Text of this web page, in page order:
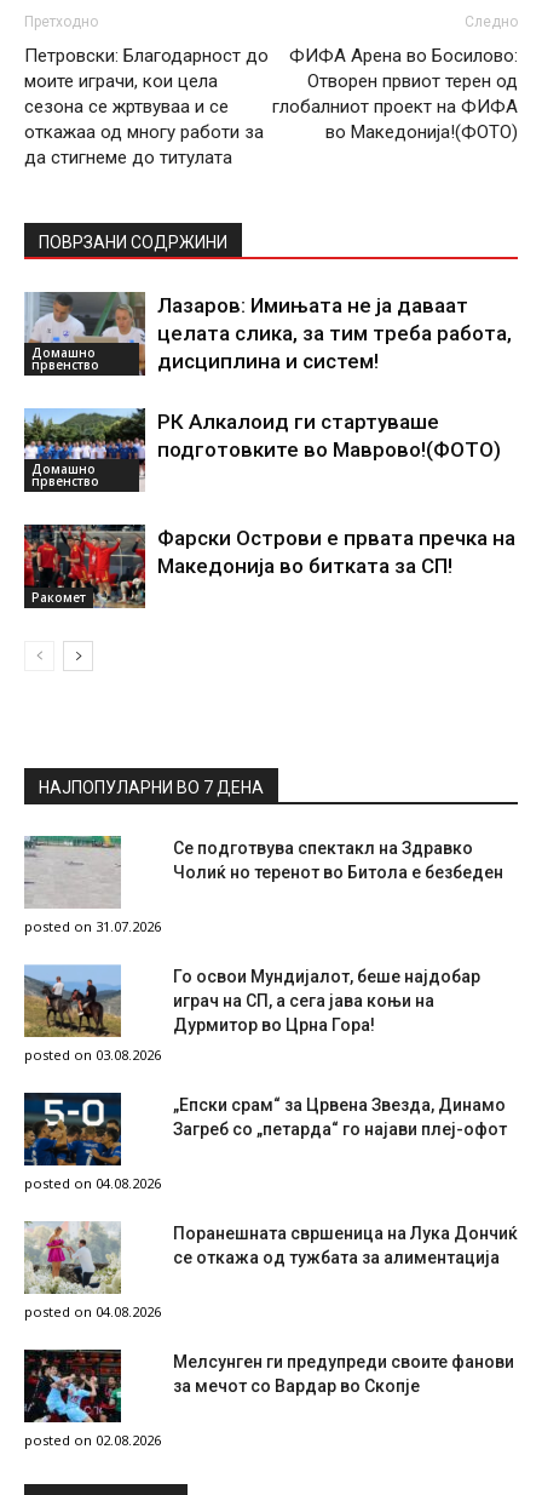
Претходно
Петровски: Благодарност до
моите играчи, кои цела
сезона се жртвуваа и се
откажаа од многу работи за
да стигнеме до титулата
Следно
ФИФА Арена во Босилово:
Отворен првиот терен од
глобалниот проект на ФИФА
во Македонија!(ФОТО)
ПОВРЗАНИ СОДРЖИНИ
Домашно
првенство
Лазаров: Имињата не ја даваат
целата слика, за тим треба работа,
дисциплина и систем!
Домашно
првенство
РК Алкалоид ги стартуваше
подготовките во Маврово!(ФОТО)
Ракомет
Фарски Острови е првата пречка на
Македонија во битката за СП!
НАЈПОПУЛАРНИ ВО 7 ДЕНА
Се подготвува спектакл на Здравко
Чолиќ но теренот во Битола е безбеден
posted on 31.07.2026
Го освои Мундијалот, беше најдобар
играч на СП, а сега јава коњи на
Дурмитор во Црна Гора!
posted on 03.08.2026
„Епски срам“ за Црвена Звезда, Динамо
Загреб со „петарда“ го најави плеј-офот
posted on 04.08.2026
Поранешната свршеница на Лука Дончиќ
се откажа од тужбата за алиментација
posted on 04.08.2026
Мелсунген ги предупреди своите фанови
за мечот со Вардар во Скопје
posted on 02.08.2026